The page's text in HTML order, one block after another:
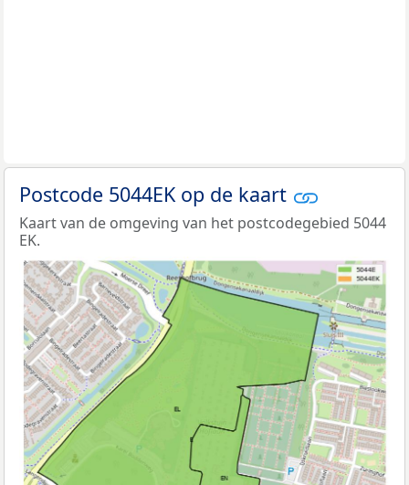
Postcode 5044EK op de kaart
Kaart van de omgeving van het postcodegebied 5044
EK.